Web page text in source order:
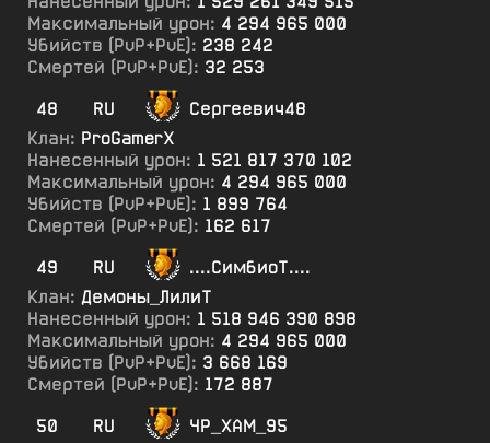
Максимальный урон: 4 294 965 000
Убийств (PvP+PvE): 238 242
Смертей (PvP+PvE): 32 253
48
RU
Сергеевич48
Клан: ProGamerX
Нанесенный урон: 1 521 817 370 102
Максимальный урон: 4 294 965 000
Убийств (PvP+PvE): 1 899 764
Смертей (PvP+PvE): 162 617
49
RU
....СимбиоТ....
Клан: Демоны_ЛилиТ
Нанесенный урон: 1 518 946 390 898
Максимальный урон: 4 294 965 000
Убийств (PvP+PvE): 3 668 169
Смертей (PvP+PvE): 172 887
50
RU
ЧР_ХАМ_95